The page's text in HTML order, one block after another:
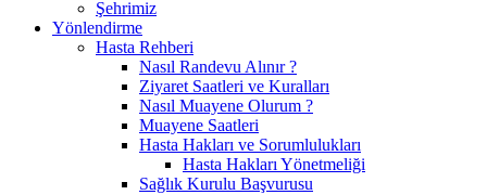
Şehrimiz
Yönlendirme
Hasta Rehberi
Nasıl Randevu Alınır ?
Ziyaret Saatleri ve Kuralları
Nasıl Muayene Olurum ?
Muayene Saatleri
Hasta Hakları ve Sorumlulukları
Hasta Hakları Yönetmeliği
Sağlık Kurulu Başvurusu